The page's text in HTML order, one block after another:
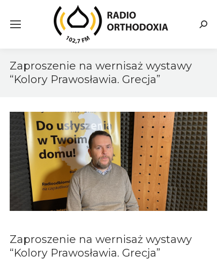
Zaproszenie na wernisaż wystawy
“Kolory Prawosławia. Grecja”
Zaproszenie na wernisaż wystawy
“Kolory Prawosławia. Grecja”